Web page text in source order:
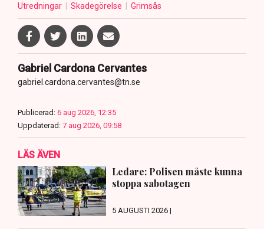
Utredningar
Skadegörelse Grimsås
Gabriel Cardona Cervantes
gabriel.cardona.cervantes@tn.se
Publicerad: 6 aug 2026, 12:35
Uppdaterad: 7 aug 2026, 09:58
LÄS ÄVEN
Ledare: Polisen måste kunna
stoppa sabotagen
5 AUGUSTI 2026 |